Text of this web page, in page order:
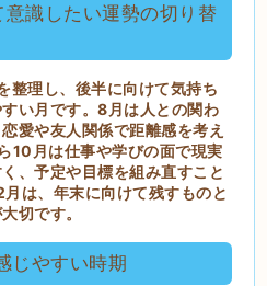
識したい運勢の切り替
整理し、後半に向けて気持ち
い月です。8月は人との関わ
愛や友人関係で距離感を考え
10月は仕事や学びの面で現実
、予定や目標を組み直すこと
は、年末に向けて残すものと
切です。
じやすい時期